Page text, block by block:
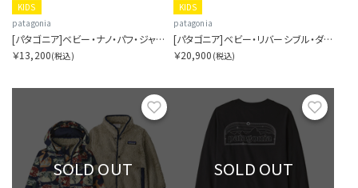
KIDS
patagonia
[パタゴニア]ベビー・ナノ・パフ・ジャケット
￥13,200(税込)
KIDS
patagonia
[パタゴニア]ベビー・リバーシブル・ダウン・セーター・フーディ
￥20,900 (税込)
お気に入り
SOLD OUT SOLD OUT